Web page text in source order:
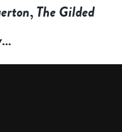
,The Gilded
…